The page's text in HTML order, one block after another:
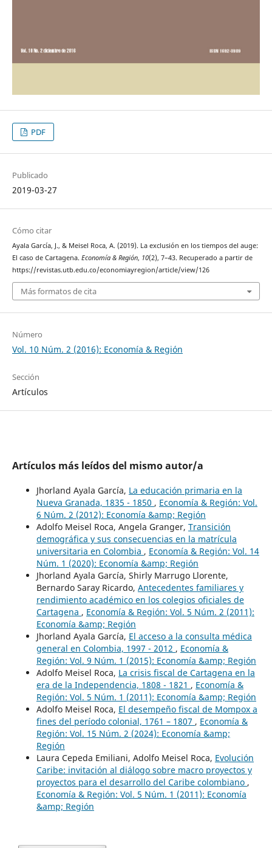
PDF
Publicado
2019-03-27
Cómo citar
Ayala García, J., & Meisel Roca, A. (2019). La exclusión en los tiempos del auge:
El caso de Cartagena. Economía & Región, 10(2), 7–43. Recuperado a partir de
https://revistas.utb.edu.co/economiayregion/article/view/126
Más formatos de cita
Número
Vol. 10 Núm. 2 (2016): Economía & Región
Sección
Artículos
Artículos más leídos del mismo autor/a
Jhorland Ayala García, La educación primaria en la
Nueva Granada, 1835 - 1850 , Economía & Región: Vol.
6 Núm. 2 (2012): Economía &amp; Región
Adolfo Meisel Roca, Angela Granger, Transición
demográfica y sus consecuencias en la matrícula
universitaria en Colombia , Economía & Región: Vol. 14
Núm. 1 (2020): Economía &amp; Región
Jhorland Ayala García, Shirly Marrugo Llorente,
Bernardo Saray Ricardo, Antecedentes familiares y
rendimiento académico en los colegios oficiales de
Cartagena , Economía & Región: Vol. 5 Núm. 2 (2011):
Economía &amp; Región
Jhorland Ayala García, El acceso a la consulta médica
general en Colombia, 1997 - 2012 , Economía &
Región: Vol. 9 Núm. 1 (2015): Economía &amp; Región
Adolfo Meisel Roca, La crisis fiscal de Cartagena en la
era de la Independencia, 1808 - 1821 , Economía &
Región: Vol. 5 Núm. 1 (2011): Economía &amp; Región
Adolfo Meisel Roca, El desempeño fiscal de Mompox a
fines del período colonial, 1761 – 1807 , Economía &
Región: Vol. 15 Núm. 2 (2024): Economía &amp;
Región
Laura Cepeda Emiliani, Adolfo Meisel Roca, Evolución
Caribe: invitación al diálogo sobre macro proyectos y
proyectos para el desarrollo del Caribe colombiano ,
Economía & Región: Vol. 5 Núm. 1 (2011): Economía
&amp; Región